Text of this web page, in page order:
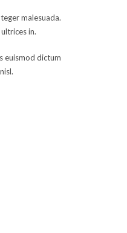
malesuada.
in.
euismod dictum